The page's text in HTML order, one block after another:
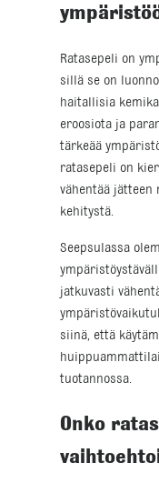
Ratasepeli on
sillä se on
haitallisia
eroosiota ja
tärkeää
ratasepeli on
vähentää jätteen
kehitystä.
Seepsulassa
jatkuvasti
siinä, että
tuotannossa.
Onko